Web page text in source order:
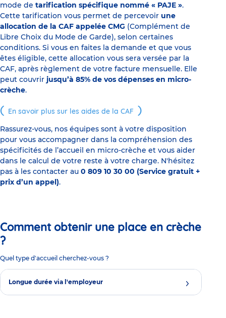
mode de tarification spécifique nommé « PAJE ».
Cette tarification vous permet de percevoir une
allocation de la CAF appelée CMG (Complément de
Libre Choix du Mode de Garde), selon certaines
conditions. Si vous en faites la demande et que vous
êtes éligible, cette allocation vous sera versée par la
CAF, après règlement de votre facture mensuelle. Elle
peut couvrir jusqu’à 85% de vos dépenses en micro-
crèche.
En savoir plus sur les aides de la CAF
Rassurez-vous, nos équipes sont à votre disposition
pour vous accompagner dans la compréhension des
spécificités de l’accueil en micro-crèche et vous aider
dans le calcul de votre reste à votre charge. N'hésitez
pas à les contacter au 0 809 10 30 00 (Service gratuit +
prix d’un appel).
Comment obtenir une place en crèche
?
Quel type d'accueil cherchez-vous ?
Longue durée via l'employeur